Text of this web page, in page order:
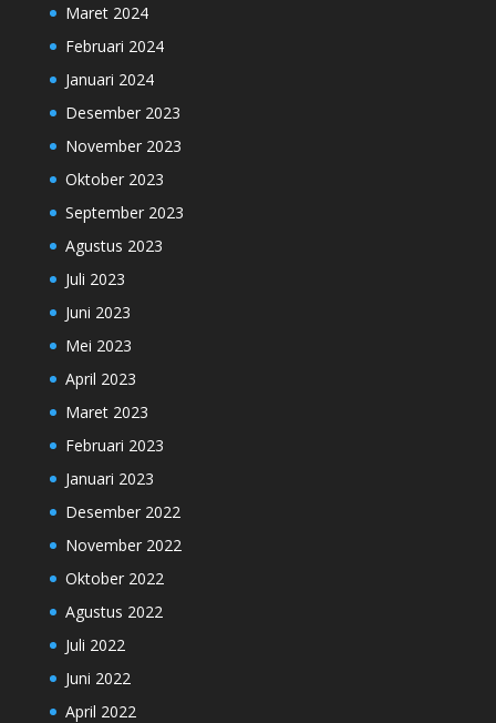
Maret 2024
Februari 2024
Januari 2024
Desember 2023
November 2023
Oktober 2023
September 2023
Agustus 2023
Juli 2023
Juni 2023
Mei 2023
April 2023
Maret 2023
Februari 2023
Januari 2023
Desember 2022
November 2022
Oktober 2022
Agustus 2022
Juli 2022
Juni 2022
April 2022